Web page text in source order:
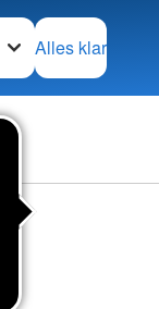
Alles klar